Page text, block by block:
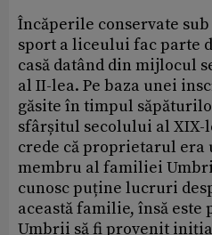
Încăperile conservate sub
sport a liceului fac parte
casă datând din mijlocul
al II-lea. Pe baza unei
găsite în timpul
sfârșitul secolului al XIX-
crede că proprietarul era
membru al familiei
cunosc puține lucruri
această familie, însă este
Umbrii să fi provenit